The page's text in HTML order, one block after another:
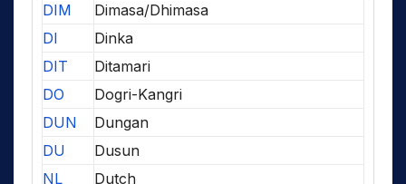
DIM
Dimasa/Dhimasa
DI
Dinka
DIT
Ditamari
DO
Dogri-Kangri
DUN
Dungan
DU
Dusun
NL
Dutch